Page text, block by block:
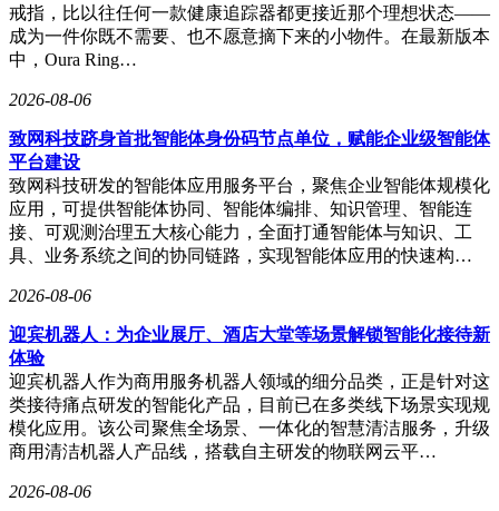
戒指，比以往任何一款健康追踪器都更接近那个理想状态——
成为一件你既不需要、也不愿意摘下来的小物件。在最新版本
中，Oura Ring…
2026-08-06
致网科技跻身首批智能体身份码节点单位，赋能企业级智能体
平台建设
致网科技研发的智能体应用服务平台，聚焦企业智能体规模化
应用，可提供智能体协同、智能体编排、知识管理、智能连
接、可观测治理五大核心能力，全面打通智能体与知识、工
具、业务系统之间的协同链路，实现智能体应用的快速构…
2026-08-06
迎宾机器人：为企业展厅、酒店大堂等场景解锁智能化接待新
体验
迎宾机器人作为商用服务机器人领域的细分品类，正是针对这
类接待痛点研发的智能化产品，目前已在多类线下场景实现规
模化应用。该公司聚焦全场景、一体化的智慧清洁服务，升级
商用清洁机器人产品线，搭载自主研发的物联网云平…
2026-08-06